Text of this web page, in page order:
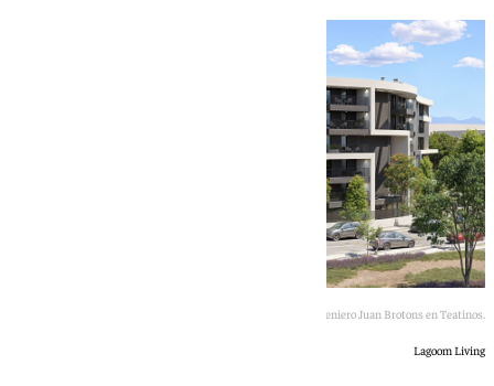
Infografía del edificio de viviendas ubicado en Calle Ingeniero Juan Brotons en Teatinos.
Lagoom Living